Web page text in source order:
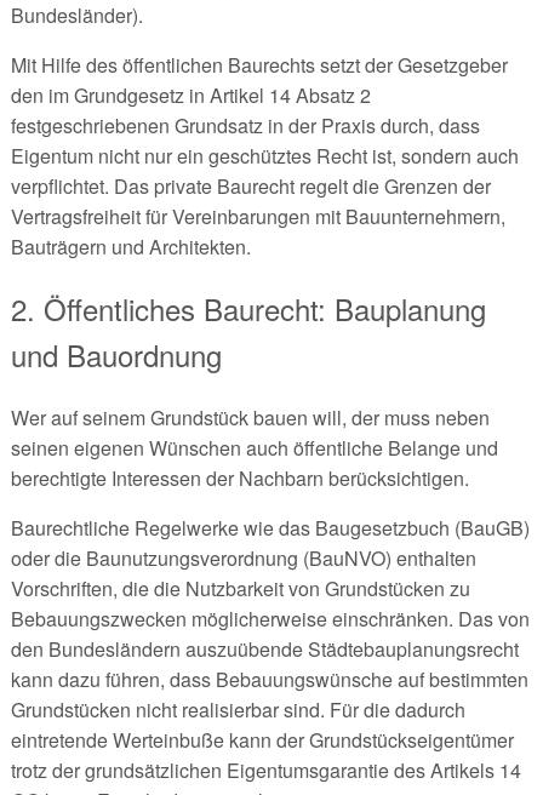
Bundesländer).
Mit Hilfe des öffentlichen Baurechts setzt der Gesetzgeber
den im Grundgesetz in Artikel 14 Absatz 2
festgeschriebenen Grundsatz in der Praxis durch, dass
Eigentum nicht nur ein geschütztes Recht ist, sondern auch
verpflichtet. Das private Baurecht regelt die Grenzen der
Vertragsfreiheit für Vereinbarungen mit Bauunternehmern,
Bauträgern und Architekten.
2. Öffentliches Baurecht: Bauplanung
und Bauordnung
Wer auf seinem Grundstück bauen will, der muss neben
seinen eigenen Wünschen auch öffentliche Belange und
berechtigte Interessen der Nachbarn berücksichtigen.
Baurechtliche Regelwerke wie das Baugesetzbuch (BauGB)
oder die Baunutzungsverordnung (BauNVO) enthalten
Vorschriften, die die Nutzbarkeit von Grundstücken zu
Bebauungszwecken möglicherweise einschränken. Das von
den Bundesländern auszuübende Städtebauplanungsrecht
kann dazu führen, dass Bebauungswünsche auf bestimmten
Grundstücken nicht realisierbar sind. Für die dadurch
eintretende Werteinbuße kann der Grundstückseigentümer
trotz der grundsätzlichen Eigentumsgarantie des Artikels 14